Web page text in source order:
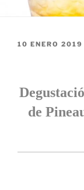
PUBLICADO
10 ENERO 2019
de